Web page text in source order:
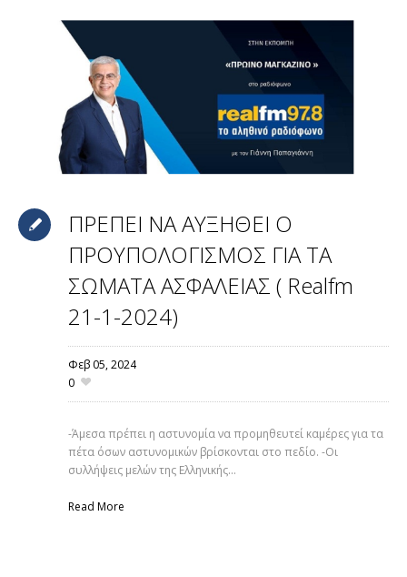
ΠΡΕΠΕΙ ΝΑ ΑΥΞΗΘΕΙ Ο
ΠΡΟΥΠΟΛΟΓΙΣΜΟΣ ΓΙΑ ΤΑ
ΣΩΜΑΤΑ ΑΣΦΑΛΕΙΑΣ ( Realfm
21-1-2024)
Φεβ 05,2024
0
-Άμεσα πρέπει η αστυνομία να προμηθευτεί καμέρες για τα
πέτα όσων αστυνομικών βρίσκονται στο πεδίο. -Οι
συλλήψεις μελών της Ελληνικής...
Read More